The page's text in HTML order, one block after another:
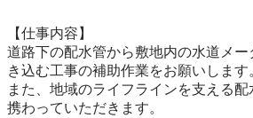
【仕事内容】
道路下の配水管から敷地内の水道メー
き込む工事の補助作業をお願いします
また、地域のライフラインを支える
携わっていただきます。